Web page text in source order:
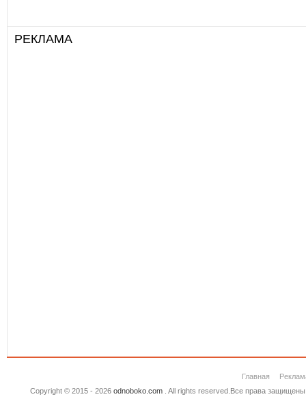
РЕКЛАМА
Главная
Copyright © 2015 - 2026 odnoboko.com. All rights reserved.Все права защищены.